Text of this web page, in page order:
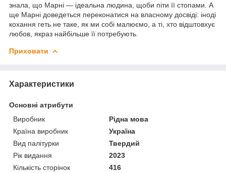
знала, що Марні — ідеальна людина, щоби піти її стопами. А
ще Марні доведеться переконатися на власному досвіді: іноді
кохання геть не таке, як ми собі малюємо, а ті, хто відштовхує
любов, якраз найбільше її потребують.
Приховати
Характеристики
Основні атрибути
Виробник
Рідна мова
Країна виробник
Україна
Вид палітурки
Твердий
Рік видання
2023
Кількість сторінок
416